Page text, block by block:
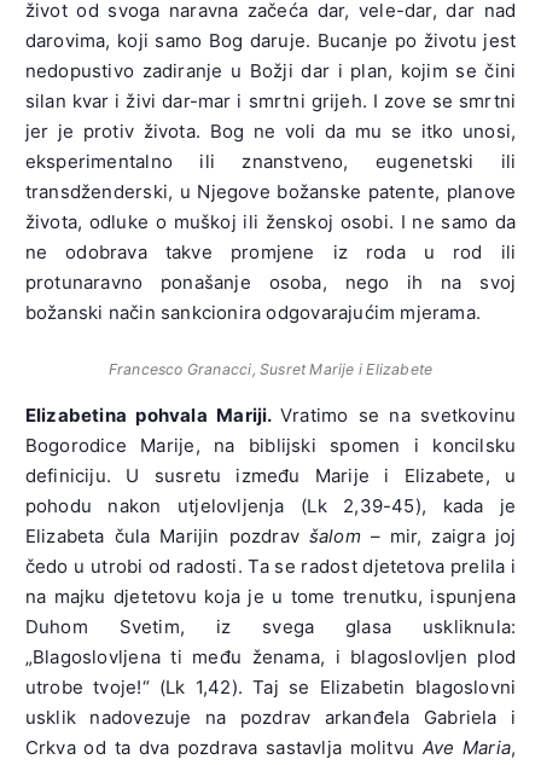
život od svoga naravna začeća dar, vele-dar, dar nad
darovima, koji samo Bog daruje. Bucanje po životu jest
nedopustivo zadiranje u Božji dar i plan, kojim se čini
silan kvar i živi dar-mar i smrtni grijeh. I zove se smrtni
jer je protiv života. Bog ne voli da mu se itko unosi,
eksperimentalno ili znanstveno, eugenetski ili
transdženderski, u Njegove božanske patente, planove
života, odluke o muškoj ili ženskoj osobi. I ne samo da
ne odobrava takve promjene iz roda u rod ili
protunaravno ponašanje osoba, nego ih na svoj
božanski način sankcionira odgovarajućim mjerama.
Francesco Granacci, Susret Marije i Elizabete
Elizabetina pohvala Mariji. Vratimo se na svetkovinu
Bogorodice Marije, na biblijski spomen i koncilsku
definiciju. U susretu između Marije i Elizabete, u
pohodu nakon utjelovljenja (Lk 2,39-45), kada je
Elizabeta čula Marijin pozdrav šalom– mir, zaigra joj
čedo u utrobi od radosti. Ta se radost djetetova prelila i
na majku djetetovu koja je u tome trenutku, ispunjena
Duhom Svetim, iz svega glasa uskliknula:
„Blagoslovljena ti među ženama, i blagoslovljen plod
utrobe tvoje!“ (Lk 1,42). Taj se Elizabetin blagoslovni
usklik nadovezuje na pozdrav arkanđela Gabriela i
Crkva od ta dva pozdrava sastavlja molitvu Ave Maria,